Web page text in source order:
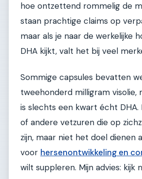
hoe ontzettend rommelig de
staan prachtige claims op
maar als je naar de werkelijke
DHA kijkt, valt het bij veel
Sommige capsules bevatten
tweehonderd milligram visolie,
is slechts een kwart écht DHA.
of andere vetzuren die op
zijn, maar niet het doel dienen
voor hersenontwikkeling en
wilt suppleren. Mijn advies: kijk